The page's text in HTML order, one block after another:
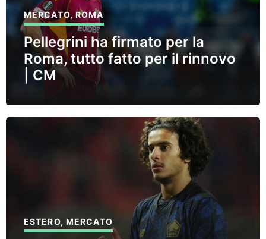
MERCATO,ROMA
Pellegrini ha firmato per la
Roma, tutto fatto per il rinnovo
| CM
ESTERO, MERCATO